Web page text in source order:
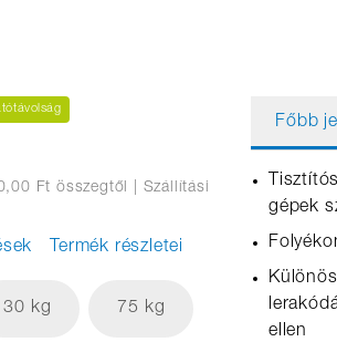
Ft összegtől
| Szállítási
Termék részletei
30 kg 75 kg
Főbb
gépek
ellen